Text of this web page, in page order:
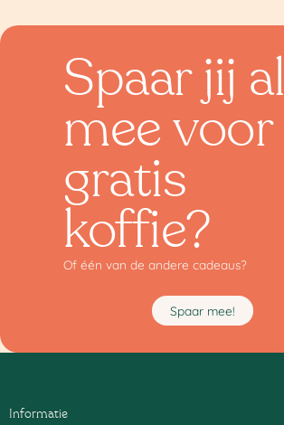
Spaar jij al
mee voor
gratis
koffie?
Of één van de andere cadeaus?
Spaar mee!
Informatie